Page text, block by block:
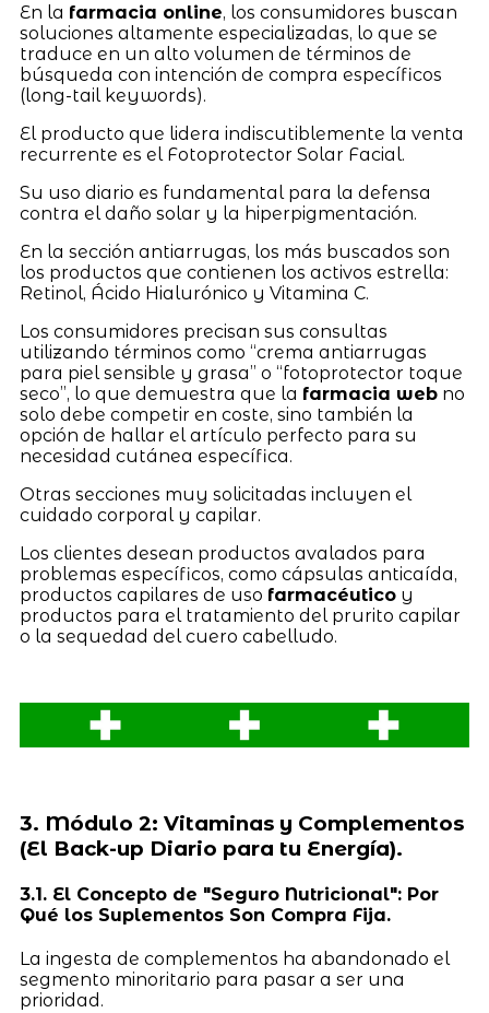
En la farmacia online, los consumidores buscan
soluciones altamente especializadas, lo que se
traduce en un alto volumen de términos de
búsqueda con intención de compra específicos
(long-tail keywords).
El producto que lidera indiscutiblemente la venta
recurrente es el Fotoprotector Solar Facial.
Su uso diario es fundamental para la defensa
contra el daño solar y la hiperpigmentación.
En la sección antiarrugas, los más buscados son
los productos que contienen los activos estrella:
Retinol, Ácido Hialurónico y Vitamina C.
Los consumidores precisan sus consultas
utilizando términos como “crema antiarrugas
para piel sensible y grasa” o “fotoprotector toque
seco”, lo que demuestra que la farmacia webno
solo debe competir en coste, sino también la
opción de hallar el artículo perfecto para su
necesidad cutánea específica.
Otras secciones muy solicitadas incluyen el
cuidado corporal y capilar.
Los clientes desean productos avalados para
problemas específicos, como cápsulas anticaída,
productos capilares de uso farmacéuticoy
productos para el tratamiento del prurito capilar
o la sequedad del cuero cabelludo.
3. Módulo 2: Vitaminas y Complementos
(El Back-up Diario para tu Energía).
3.1. El Concepto de "Seguro Nutricional": Por
Qué los Suplementos Son Compra Fija.
La ingesta de complementos ha abandonado el
segmento minoritario para pasar a ser una
prioridad.